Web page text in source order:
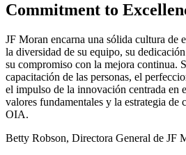
Commitment to
JF Moran encarna una sólida cultura de
la diversidad de su equipo, su
su compromiso con la mejora continua.
capacitación de las personas, el
el impulso de la innovación centrada en
valores fundamentales y la estrategia de
OIA.
Betty Robson, Directora General de JF